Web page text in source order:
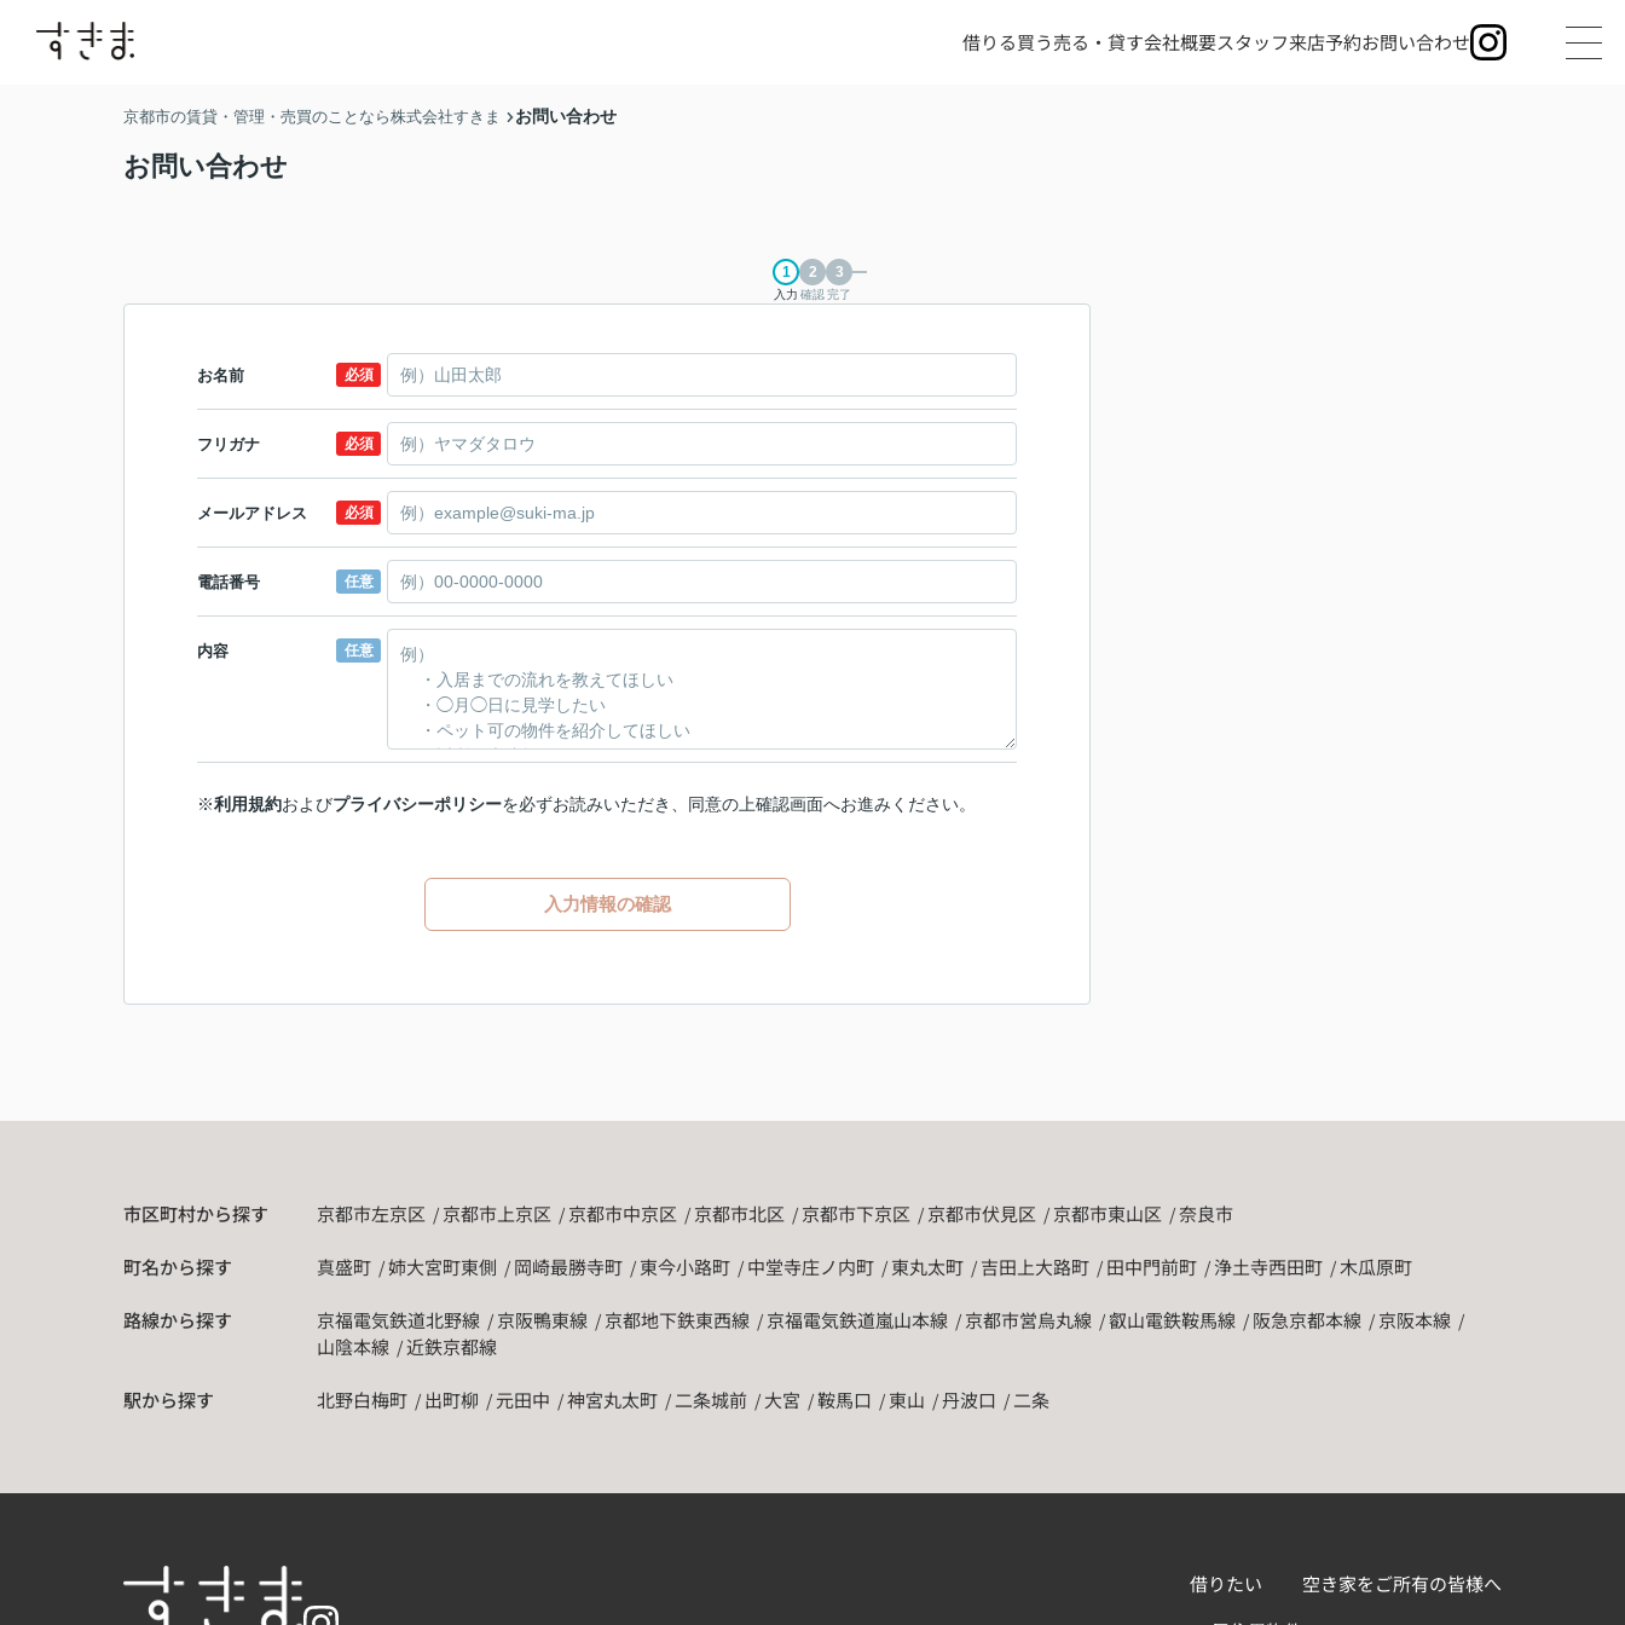
借りる買う売る・貸す会社概要スタッフ来店予約お問い合わせ
京都市の賃貸・管理・売買のことなら株式会社すきま お問い合わせ
お問い合わせ
入力 確認完了
お名前 必須
フリガナ 必須
メールアドレス 必須
電話番号 任意
内容 任意
※利用規約およびプライバシーポリシーを必ずお読みいただき、同意の上確認画面へお進みください。
入力情報の確認
市区町村から探す 京都市左京区 京都市上京区 京都市中京区 京都市北区 京都市下京区 京都市伏見区 京都市東山区 奈良市
町名から探す 真盛町 姉大宮町東側 岡崎最勝寺町 東今小路町 中堂寺庄ノ内町 東丸太町 吉田上大路町 田中門前町 浄土寺西田町 木瓜原町
路線から探す 京福電気鉄道北野線 京阪鴨東線 京都地下鉄東西線 京福電気鉄道嵐山本線 京都市営烏丸線 叡山電鉄鞍馬線 阪急京都本線
京阪本線
山陰本線
近鉄京都線
駅から探す 北野白梅町 出町柳 元田中 神宮丸太町 二条城前 大宮 鞍馬口 東山 丹波口 二条
借りたい
空き家をご所有の皆様へ